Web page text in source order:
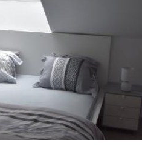
Praktische Informatie
Kosten:
75 €
Domiciliëring:
Met voorwaarden
Inrichting
Badkamer:
Privaat
Gemeenschappelijk
Oppervlakte:
230 m
2
Private kamers:
7